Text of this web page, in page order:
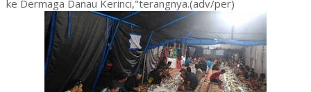
ke Dermaga Danau Kerinci,"terangnya.(adv/per)